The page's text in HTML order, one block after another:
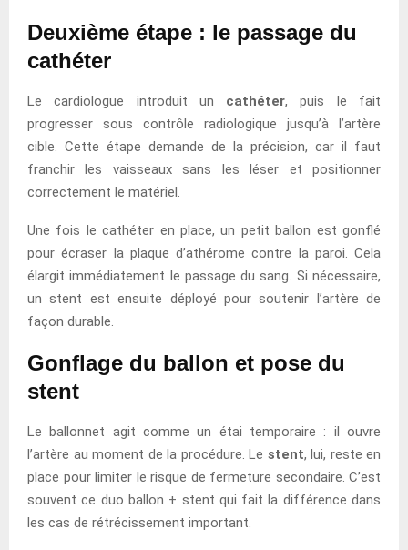
Deuxième étape : le passage du
cathéter
Le cardiologue introduit un cathéter, puis le fait
progresser sous contrôle radiologique jusqu’à l’artère
cible. Cette étape demande de la précision, car il faut
franchir les vaisseaux sans les léser et positionner
correctement le matériel.
Une fois le cathéter en place, un petit ballon est gonflé
pour écraser la plaque d’athérome contre la paroi. Cela
élargit immédiatement le passage du sang. Si nécessaire,
un stent est ensuite déployé pour soutenir l’artère de
façon durable.
Gonflage du ballon et pose du
stent
Le ballonnet agit comme un étai temporaire : il ouvre
l’artère au moment de la procédure. Le stent, lui, reste en
place pour limiter le risque de fermeture secondaire. C’est
souvent ce duo ballon + stent qui fait la différence dans
les cas de rétrécissement important.